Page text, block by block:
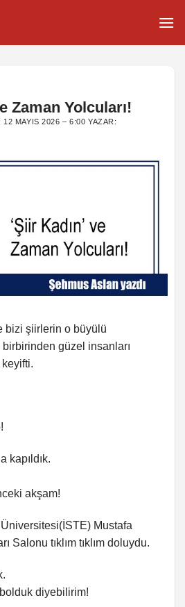
Zaman Yolcuları!
12 MAYIS 2026 – 6:00 YAZAR:
bizi şiirlerin o büyülü
güzel insanları
kapıldık.
akşam!
Mustafa
Salonu tıklım tıklım doluydu.
diyebilirim!